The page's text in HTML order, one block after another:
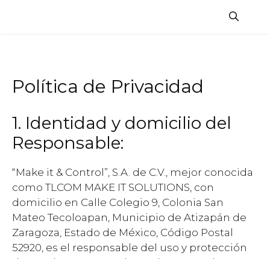
Política de Privacidad
1. Identidad y domicilio del
Responsable:
“Make it & Control”, S.A. de C.V., mejor conocida
como TLCOM MAKE IT SOLUTIONS, con
domicilio en Calle Colegio 9, Colonia San
Mateo Tecoloapan, Municipio de Atizapán de
Zaragoza, Estado de México, Código Postal
52920, es el responsable del uso y protección